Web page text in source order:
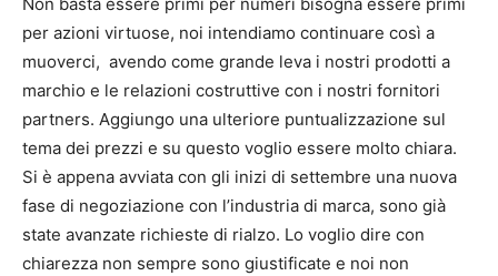
per azioni virtuose, noi intendiamo continuare così a
muoverci, avendo come grande leva i nostri prodotti a
marchio e le relazioni costruttive con i nostri fornitori
partners. Aggiungo una ulteriore puntualizzazione sul
tema dei prezzi e su questo voglio essere molto chiara.
Si è appena avviata con gli inizi di settembre una nuova
fase di negoziazione con l’industria di marca, sono già
state avanzate richieste di rialzo. Lo voglio dire con
chiarezza non sempre sono giustificate e noi non